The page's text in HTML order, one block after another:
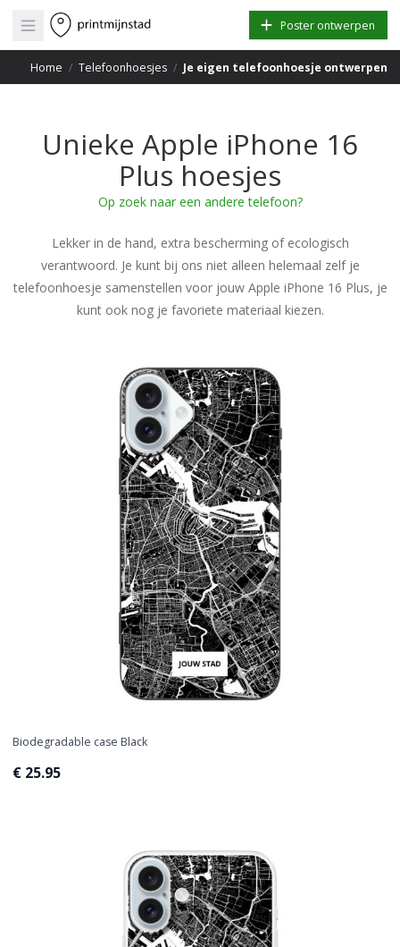
Open main menu Poster ontwerpen
Home / Telefoonhoesjes / Je eigen telefoonhoesje ontwerpen
Unieke Apple iPhone 16
Plus hoesjes
Op zoek naar een andere telefoon?
Lekker in de hand, extra bescherming of ecologisch
verantwoord. Je kunt bij ons niet alleen helemaal zelf je
telefoonhoesje samenstellen voor jouw Apple iPhone 16 Plus, je
kunt ook nog je favoriete materiaal kiezen.
Biodegradable case Black
€ 25.95